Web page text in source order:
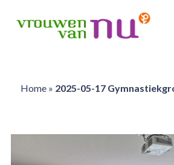
Home» 2025-05-17